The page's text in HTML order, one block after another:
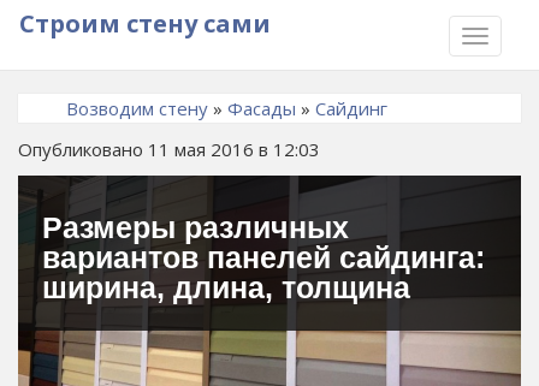
TOGGLE
Строим стену сами
Возводим стену » Фасады » Сайдинг
Опубликовано 11 мая 2016 в 12:03
Размеры различных
вариантов панелей сайдинга:
ширина, длина, толщина